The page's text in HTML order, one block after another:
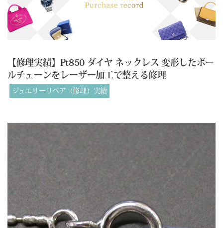
【修理実績】Pt850 ダイヤ ネックレス 変形したボー
ルチェーンをレーザー加工で整える修理
ジュエリーリペア（修理）実績